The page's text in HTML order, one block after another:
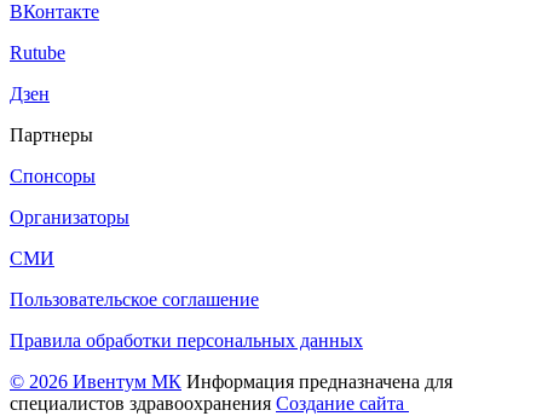
ВКонтакте
Rutube
Дзен
Партнеры
Спонсоры
Организаторы
СМИ
Пользовательское соглашение
Правила обработки персональных данных
© 2026 Ивентум МК Информация предназначена для
специалистов здравоохранения Создание сайта